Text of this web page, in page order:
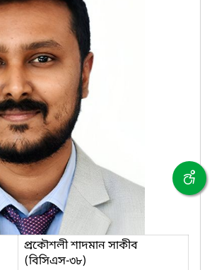
প্রকৌশলী শাদমান সাকীব
(বিসিএস-৩৮)